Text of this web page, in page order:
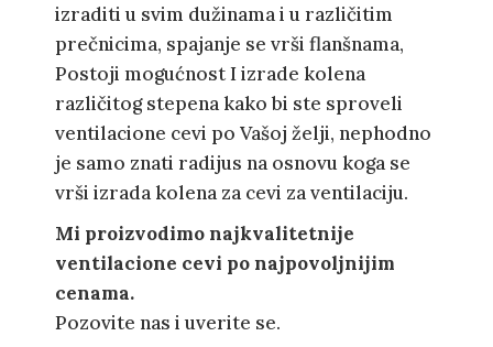
izraditi u svim dužinama i u različitim
prečnicima, spajanje se vrši flanšnama,
Postoji mogućnost I izrade kolena
različitog stepena kako bi ste sproveli
ventilacione cevi po Vašoj želji, nephodno
je samo znati radijus na osnovu koga se
vrši izrada kolena za cevi za ventilaciju.
Mi proizvodimo najkvalitetnije
ventilacione cevi po najpovoljnijim
cenama.
Pozovite nas i uverite se.